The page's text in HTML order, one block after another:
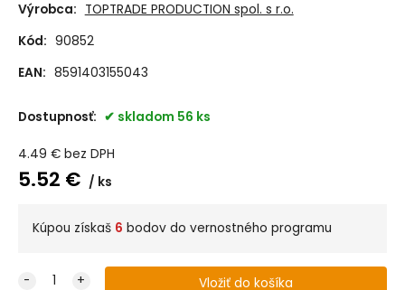
Výrobca: TOPTRADE PRODUCTION spol. s r.o.
Kód: 90852
EAN: 8591403155043
Dostupnosť: skladom 56 ks
4.49 € bez DPH
5.52 € ks
Kúpou získaš 6 bodov do vernostného programu